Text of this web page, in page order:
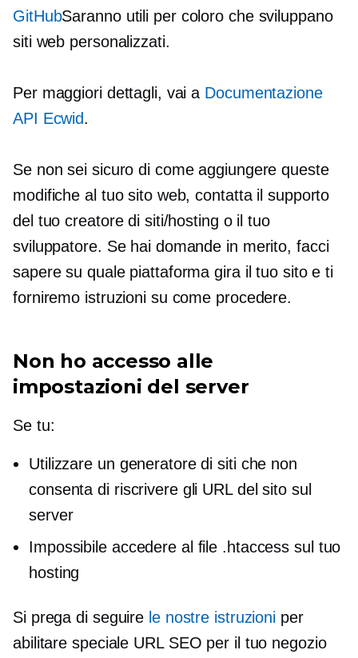
GitHubSaranno utili per coloro che sviluppano
siti web personalizzati.
Per maggiori dettagli, vai a Documentazione
API Ecwid.
Se non sei sicuro di come aggiungere queste
modifiche al tuo sito web, contatta il supporto
del tuo creatore di siti/hosting o il tuo
sviluppatore. Se hai domande in merito, facci
sapere su quale piattaforma gira il tuo sito e ti
forniremo istruzioni su come procedere.
Non ho accesso alle
impostazioni del server
Se tu:
Utilizzare un generatore di siti che non
consenta di riscrivere gli URL del sito sul
server
Impossibile accedere al file .htaccess sul tuo
hosting
Si prega di seguire le nostre istruzioni per
abilitare speciale URL SEO per il tuo negozio